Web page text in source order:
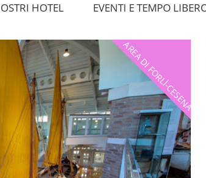
HOTEL EVENTI E TEMPO
AREA DI FORLÌ-CESENA